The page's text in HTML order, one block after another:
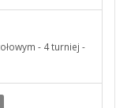
- 4 turniej -